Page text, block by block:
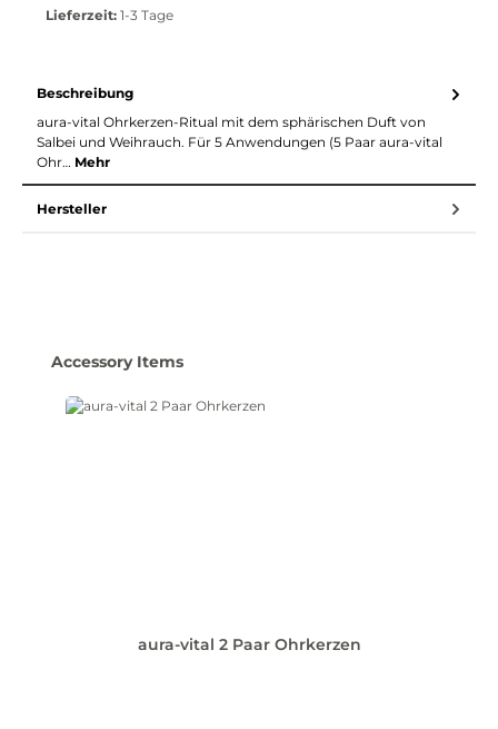
Lieferzeit: 1-3 Tage
Beschreibung
aura-vital Ohrkerzen-Ritual mit dem sphärischen Duft von
Salbei und Weihrauch. Für 5 Anwendungen (5 Paar aura-vital
Ohr… Mehr
Hersteller
Produktgalerie überspringen
Accessory Items
aura-vital 2 Paar Ohrkerzen